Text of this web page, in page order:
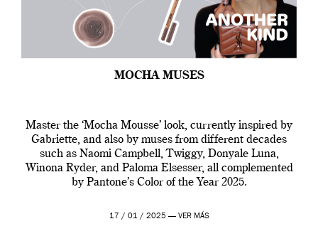
MOCHA MUSES
Master the ‘Mocha Mousse’ look, currently inspired by
Gabriette, and also by muses from different decades
such as Naomi Campbell, Twiggy, Donyale Luna,
Winona Ryder, and Paloma Elsesser, all complemented
by Pantone’s Color of the Year 2025.
17 / 01 / 2025 — VER MÁS